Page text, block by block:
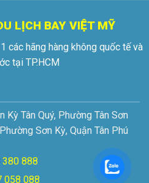
LỊCH BAY VIỆT MỸ
các hãng hàng không quốc tế và
tại TP.HCM
Kỳ Tân Quý, Phường Tân Sơn
Sơn Kỳ, Quận Tân Phú
888
058 088